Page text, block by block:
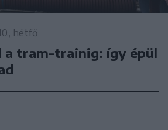
hétfő
tram-trainig: így épül